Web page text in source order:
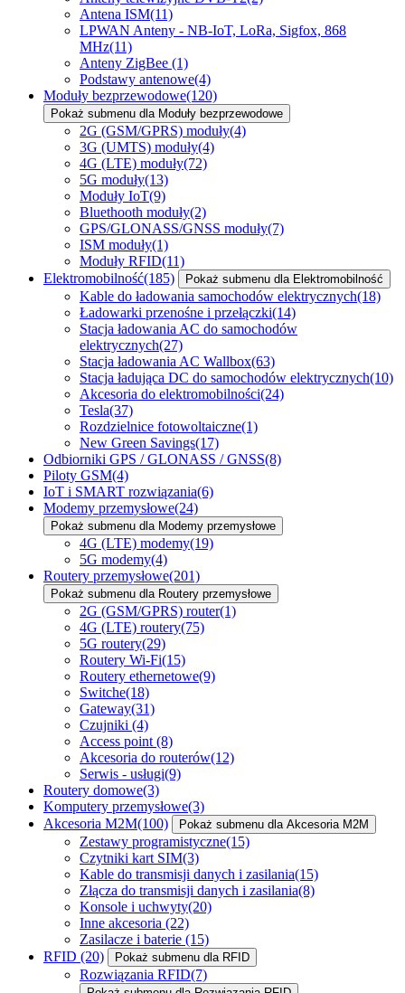
Antena ISM(11)
LPWAN Anteny - NB-IoT, LoRa, Sigfox, 868
MHz(11)
Anteny ZigBee (1)
Podstawy antenowe(4)
Moduły bezprzewodowe(120)
Pokaż submenu dla Moduły bezprzewodowe
2G (GSM/GPRS) moduły(4)
3G (UMTS) moduły(4)
4G (LTE) moduły(72)
5G moduły(13)
Moduły IoT(9)
Bluethooth moduły(2)
GPS/GLONASS/GNSS moduły(7)
ISM moduły(1)
Moduły RFID(11)
Elektromobilność(185) Pokaż submenu dla Elektromobilność
Kable do ładowania samochodów elektrycznych(18)
Ładowarki przenośne i przełączki(14)
Stacja ładowania AC do samochodów
elektrycznych(27)
Stacja ładowania AC Wallbox(63)
Stacja ładująca DC do samochodów elektrycznych(10)
Akcesoria do elektromobilności(24)
Tesla(37)
Rozdzielnice fotowoltaiczne(1)
New Green Savings(17)
Odbiorniki GPS / GLONASS / GNSS(8)
Piloty GSM(4)
IoT i SMART rozwiązania(6)
Modemy przemysłowe(24)
Pokaż submenu dla Modemy przemysłowe
4G (LTE) modemy(19)
5G modemy(4)
Routery przemysłowe(201)
Pokaż submenu dla Routery przemysłowe
2G (GSM/GPRS) router(1)
4G (LTE) routery(75)
5G routery(29)
Routery Wi-Fi(15)
Routery ethernetowe(9)
Switche(18)
Gateway(31)
Czujniki (4)
Access point (8)
Akcesoria do routerów(12)
Serwis - usługi(9)
Routery domowe(3)
Komputery przemysłowe(3)
Akcesoria M2M(100) Pokaż submenu dla Akcesoria M2M
Zestawy programistyczne(15)
Czytniki kart SIM(3)
Kable do transmisji danych i zasilania(15)
Złącza do transmisji danych i zasilania(8)
Konsole i uchwyty(20)
Inne akcesoria (22)
Zasilacze i baterie (15)
RFID (20) Pokaż submenu dla RFID
Rozwiązania RFID(7)